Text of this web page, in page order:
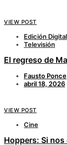
VIEW POST
Edición Digital
Televisión
El regreso de
Fausto Ponce
abril 18, 2026
VIEW POST
Cine
Hoppers: Si